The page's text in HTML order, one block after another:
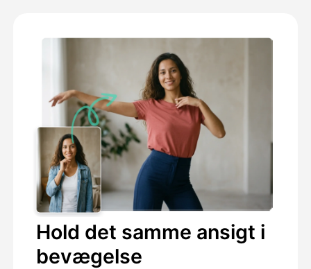
Hold det samme ansigt i
bevægelse